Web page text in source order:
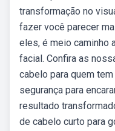
transformação no
fazer você parecer
eles, é meio caminho
facial. Confira as
cabelo para quem
segurança para
resultado
de cabelo curto para